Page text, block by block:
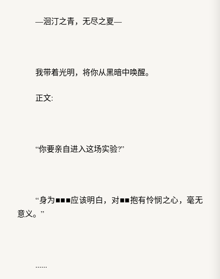
—洄汀之青，无尽之夏—
我带着光明，将你从黑暗中唤醒。
正文:
“你要亲自进入这场实验?”
“身为■■■应该明白，对■■抱有怜悯之心，毫无
意义。”
......